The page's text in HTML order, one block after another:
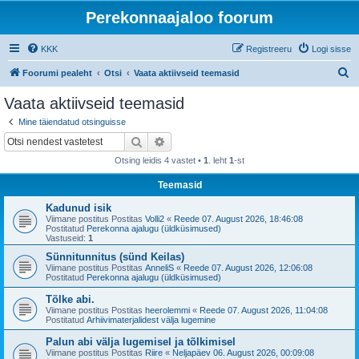
Perekonnaajaloo foorum
KKK Logi sisse
Registreeru
Foorumi pealeht Otsi Vaata aktiivseid teemasid
Vaata aktiivseid teemasid
Mine täiendatud otsinguisse
Otsi
Otsing leidis 4 vastet • 1 . leht 1-st
Teemasid
Kadunud isik
Viimane postitus Postitas Volli2 « Reede 07. August 2026, 18:46:08
Postitatud Perekonna ajalugu (üldküsimused)
Vastuseid: 1
Sünnitunnitus (sünd Keilas)
Viimane postitus Postitas AnneliS « Reede 07. August 2026, 12:06:08
Postitatud Perekonna ajalugu (üldküsimused)
Tõlke abi.
Viimane postitus Postitas heerolemmi « Reede 07. August 2026, 11:04:08
Postitatud Arhiivimaterjalidest välja lugemine
Palun abi välja lugemisel ja tõlkimisel
Viimane postitus Postitas Riire « Neljapäev 06. August 2026, 00:09:08